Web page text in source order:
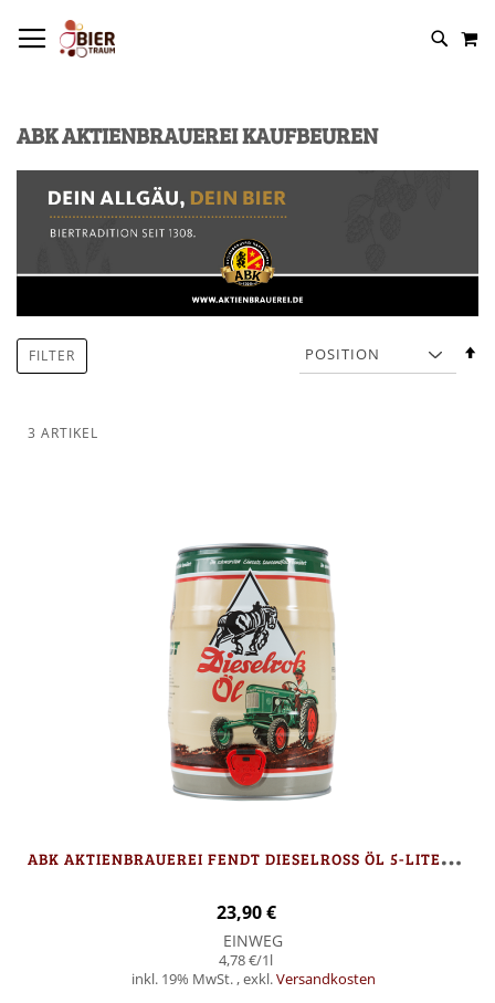
ABK AKTIENBRAUEREI KAUFBEUREN
3 ARTIKEL
A
BK AKTIENBRAUEREI FENDT DIESELROSS ÖL 5-LITER PARTYFASS
23,90 €
EINWEG
4,78 €/1l
inkl. 19% MwSt. ,exkl.Versandkosten
FILTER